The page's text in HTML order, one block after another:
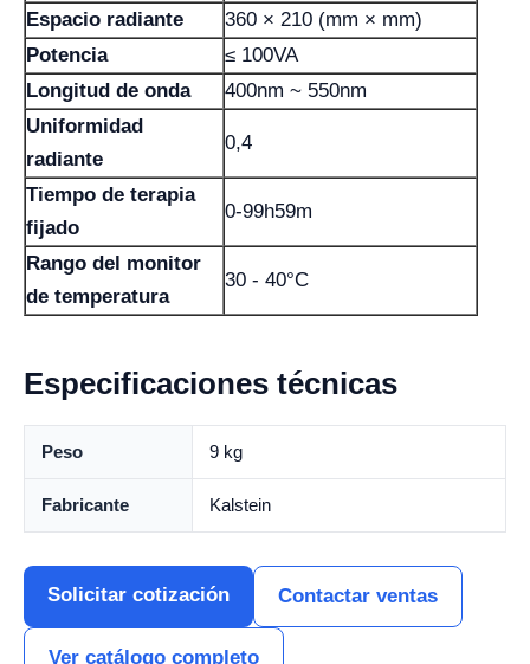
Espacio radiante
360 × 210 (mm × mm)
Potencia
≤ 100VA
Longitud de onda
400nm ~ 550nm
Uniformidad
radiante
0,4
Tiempo de terapia
fijado
0-99h59m
Rango del monitor
de temperatura
30 - 40°C
Especificaciones técnicas
Peso 9 kg
Fabricante Kalstein
Solicitar cotización Contactar ventas
Ver catálogo completo